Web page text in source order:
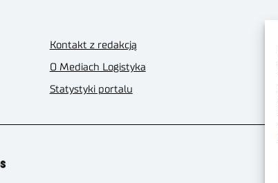
Kontakt z redakcją
O Mediach Logistyka
Statystyki portalu